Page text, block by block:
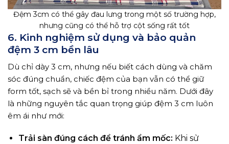
Đệm 3cm có thể gây đau lưng trong một số trường hợp,
nhưng cũng có thể hỗ trợ cột sống rất tốt
6. Kinh nghiệm sử dụng và bảo quản
đệm 3 cm bền lâu
Dù chỉ dày 3 cm, nhưng nếu biết cách dùng và chăm
sóc đúng chuẩn, chiếc đệm của bạn vẫn có thể giữ
form tốt, sạch sẽ và bền bỉ trong nhiều năm. Dưới đây
là những nguyên tắc quan trọng giúp đệm 3 cm luôn
êm ái như mới:
Trải sàn đúng cách để tránh ẩm mốc: Khi sử